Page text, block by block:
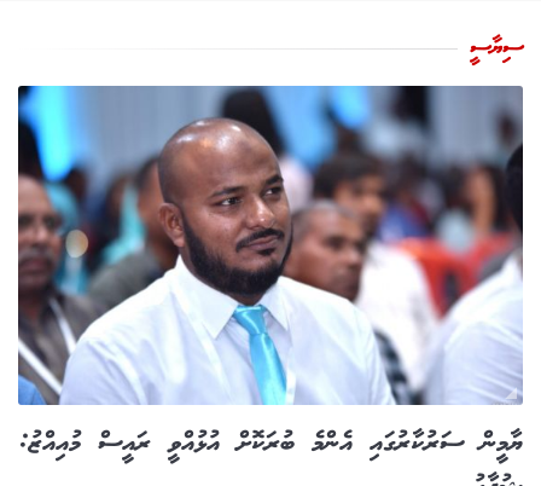
ސިޔާސީ
ޔާމީން ސަރުކާރުގައި އެންމެ ބުރަކޮށް އުޅުއްވީ ރައީސް މުއިއްޒު: